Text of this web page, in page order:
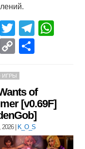
Facebook
Twitter
VK Copy
ИГРЫ
of
[v0.69F]
2026| K_O_S